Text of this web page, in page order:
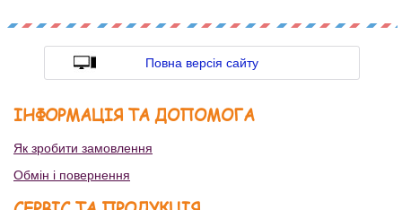
Повна версія сайту
ІНФОРМАЦІЯ ТА ДОПОМОГА
Як зробити замовлення
Обмін і повернення